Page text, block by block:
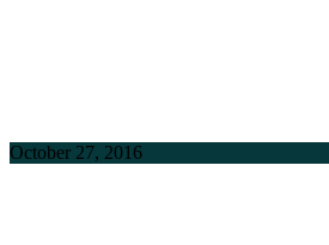
October 27, 2016